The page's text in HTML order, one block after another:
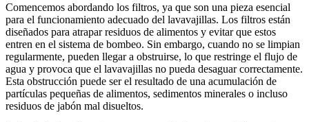
Comencemos abordando los filtros, ya que son una pieza esencial
para el funcionamiento adecuado del lavavajillas. Los filtros están
diseñados para atrapar residuos de alimentos y evitar que estos
entren en el sistema de bombeo. Sin embargo, cuando no se limpian
regularmente, pueden llegar a obstruirse, lo que restringe el flujo de
agua y provoca que el lavavajillas no pueda desaguar correctamente.
Esta obstrucción puede ser el resultado de una acumulación de
partículas pequeñas de alimentos, sedimentos minerales o incluso
residuos de jabón mal disueltos.